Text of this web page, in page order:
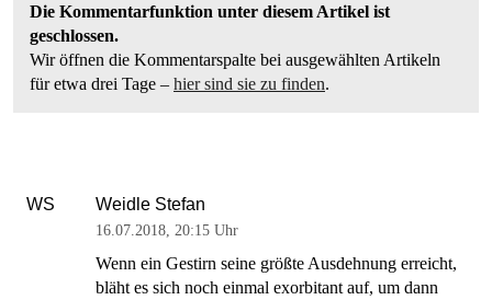
Die Kommentarfunktion unter diesem Artikel ist
geschlossen.
Wir öffnen die Kommentarspalte bei ausgewählten Artikeln
für etwa drei Tage – hier sind sie zu finden.
WS Weidle Stefan
16.07.2018, 20:15 Uhr
Wenn ein Gestirn seine größte Ausdehnung erreicht,
bläht es sich noch einmal exorbitant auf, um dann